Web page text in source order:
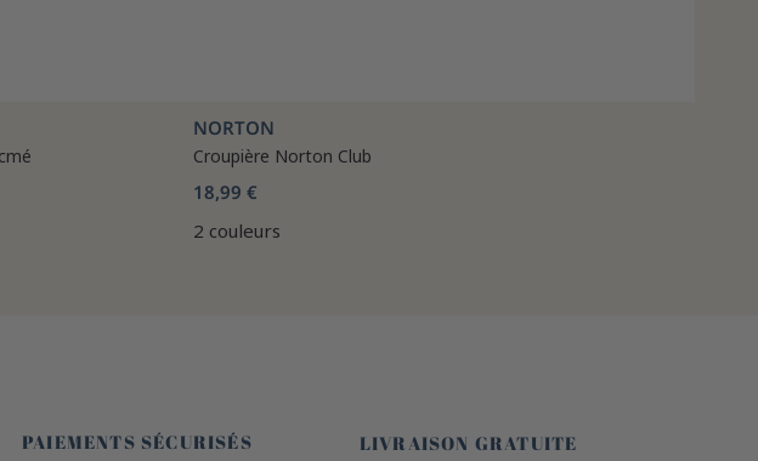
NORTON
Croupière Norton Club
18,99 €
2 couleurs
PAIEMENTS SÉCURISÉS
LIVRAISON GRATUITE